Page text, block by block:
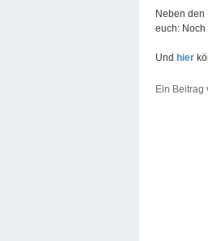
Neben den
euch:
Und hier
Ein Beitrag